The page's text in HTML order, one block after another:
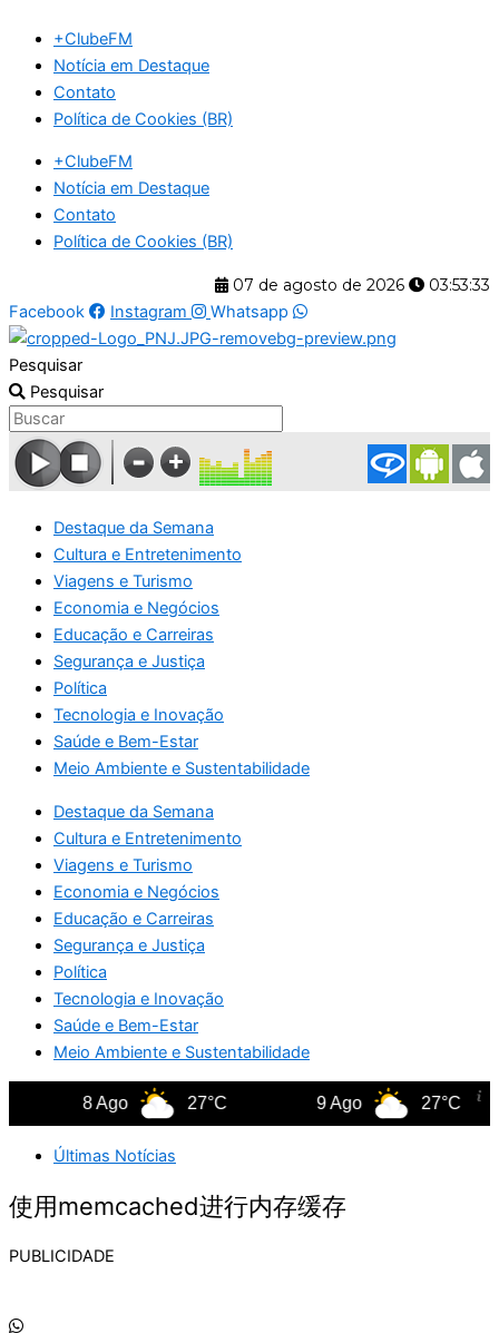
para
conteúdo
+ClubeFM
Notícia em Destaque
Contato
Política de Cookies (BR)
+ClubeFM
Notícia em Destaque
Contato
Política de Cookies (BR)
07 de agosto de 2026
03:53:33
Facebook
Instagram Whatsapp
Pesquisar
Pesquisar
Destaque da Semana
Cultura e Entretenimento
Viagens e Turismo
Economia e Negócios
Educação e Carreiras
Segurança e Justiça
Política
Tecnologia e Inovação
Saúde e Bem-Estar
Meio Ambiente e Sustentabilidade
Destaque da Semana
Cultura e Entretenimento
Viagens e Turismo
Economia e Negócios
Educação e Carreiras
Segurança e Justiça
Política
Tecnologia e Inovação
Saúde e Bem-Estar
Meio Ambiente e Sustentabilidade
8 Ago 27°C 9 Ago 27°C
Últimas Notícias
使用memcached进行内存缓存
PUBLICIDADE